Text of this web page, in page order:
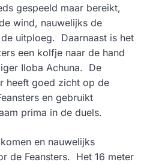
gespeeld maar bereikt,
wind, nauwelijks de
uitploeg. Daarnaast is het
een kolfje naar de hand
Iloba Achuna. De
heeft goed zicht op de
en gebruikt
prima in de duels.
en nauwelijks
de Feansters. Het 16 meter